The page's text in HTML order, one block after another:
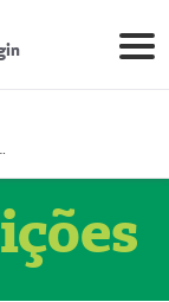
S Ltda-ME (52004274-8)